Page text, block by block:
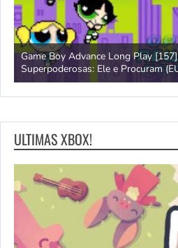
Game Boy Advance Long Play
Superpoderosas: Ele e Procuram
ULTIMAS XBOX!